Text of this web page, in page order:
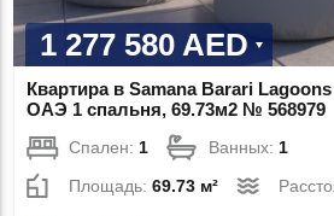
1 277 580 AED
Квартира в Samana Barari
ОАЭ 1 спальня, 69.73м2 № 568979
Спален: 1 Ванных: 1
Площадь:69.73 м²